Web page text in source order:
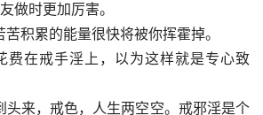
做时更加厉害。
积累的能量很快将被你挥霍掉。
费在戒手淫上，以为这样就是专心致
头来，戒色，人生两空空。戒邪淫是个